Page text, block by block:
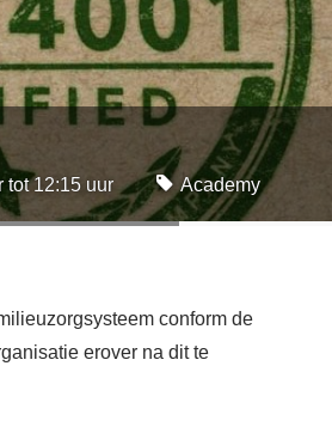
tot 12:15 uur Academy
conform de
erover na dit te